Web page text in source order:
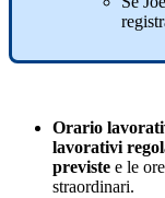
Orario
lavorativi
previste e le ore
straordinari.